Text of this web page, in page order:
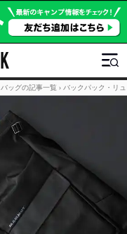
バッグの記事一覧 › バックパック・リ